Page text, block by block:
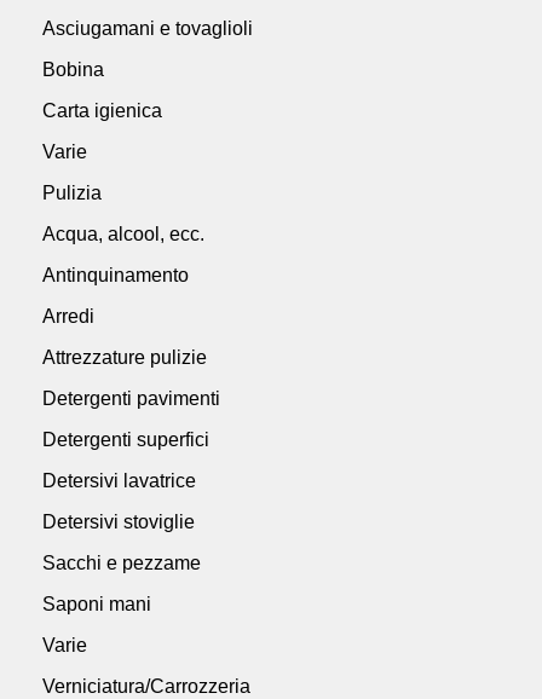
Asciugamani e tovaglioli
Bobina
Carta igienica
Varie
Pulizia
Acqua, alcool, ecc.
Antinquinamento
Arredi
Attrezzature pulizie
Detergenti pavimenti
Detergenti superfici
Detersivi lavatrice
Detersivi stoviglie
Sacchi e pezzame
Saponi mani
Varie
Verniciatura/Carrozzeria